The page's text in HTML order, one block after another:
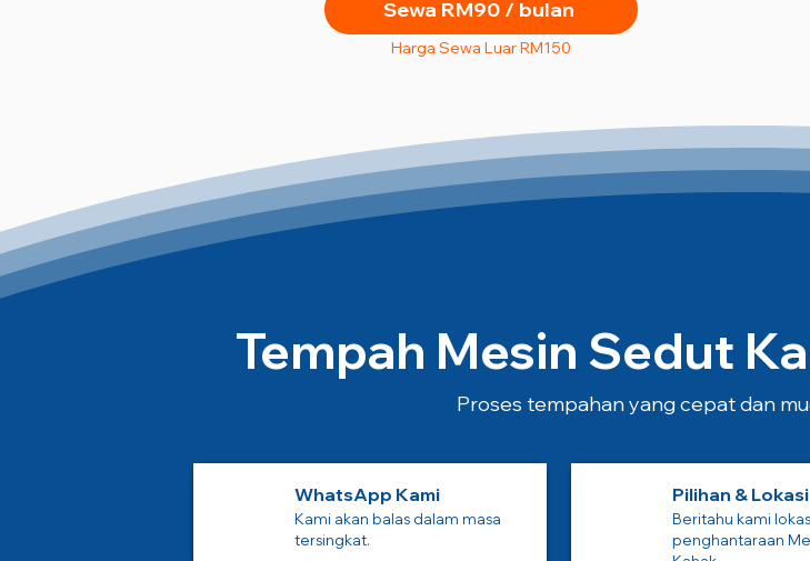
Sewa RM90 / bulan
Harga Sewa Luar RM150
Tempah Mesin Sedut
Proses tempahan yang cepat dan
WhatsApp Kami
Kami akan balas dalam masa
tersingkat.
Pilihan & Lokasi
Beritahu kami
penghantaraan